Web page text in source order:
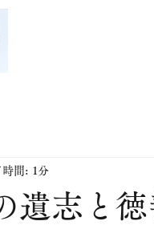
遺志と
時間: 1分